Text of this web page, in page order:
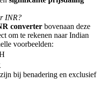
25000 USDT prize pool!
pool
INR?
converter bovenaan deze
om te rekenen naar Indian
voorbeelden:
bij benadering en exclusief